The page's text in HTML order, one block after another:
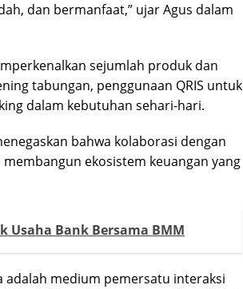
dan bermanfaat,” ujar Agus dalam
sejumlah produk dan
tabungan, penggunaan QRIS untuk
dalam kebutuhan sehari-hari.
bahwa kolaborasi dengan
ekosistem keuangan yang
Usaha Bank Bersama BMM
adalah medium pemersatu interaksi